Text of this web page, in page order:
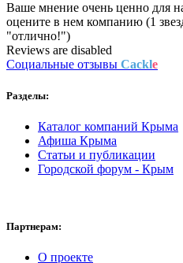
Ваше мнение очень ценно для
оцените в нем компанию (1
"отлично!")
Reviews are disabled
Социальные отзывы Cackle
Разделы:
Каталог компаний Крыма
Афиша Крыма
Статьи и публикации
Городской форум - Крым
Партнерам:
О проекте